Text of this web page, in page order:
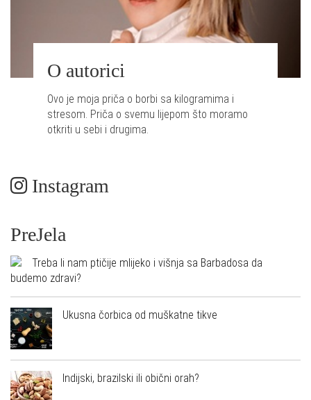
O autorici
Ovo je moja priča o borbi sa kilogramima i
stresom. Priča o svemu lijepom što moramo
otkriti u sebi i drugima.
Instagram
PreJela
Treba li nam ptičije mlijeko i višnja sa Barbadosa da
budemo zdravi?
Ukusna čorbica od muškatne tikve
Indijski, brazilski ili obični orah?